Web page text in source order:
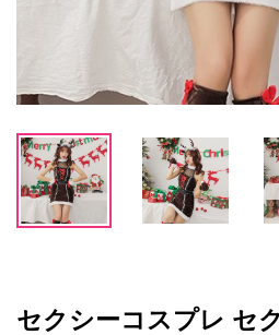
セクシーコスプレ セ